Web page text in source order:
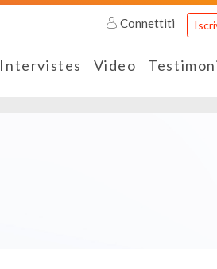
Connettiti
Intervistes Video